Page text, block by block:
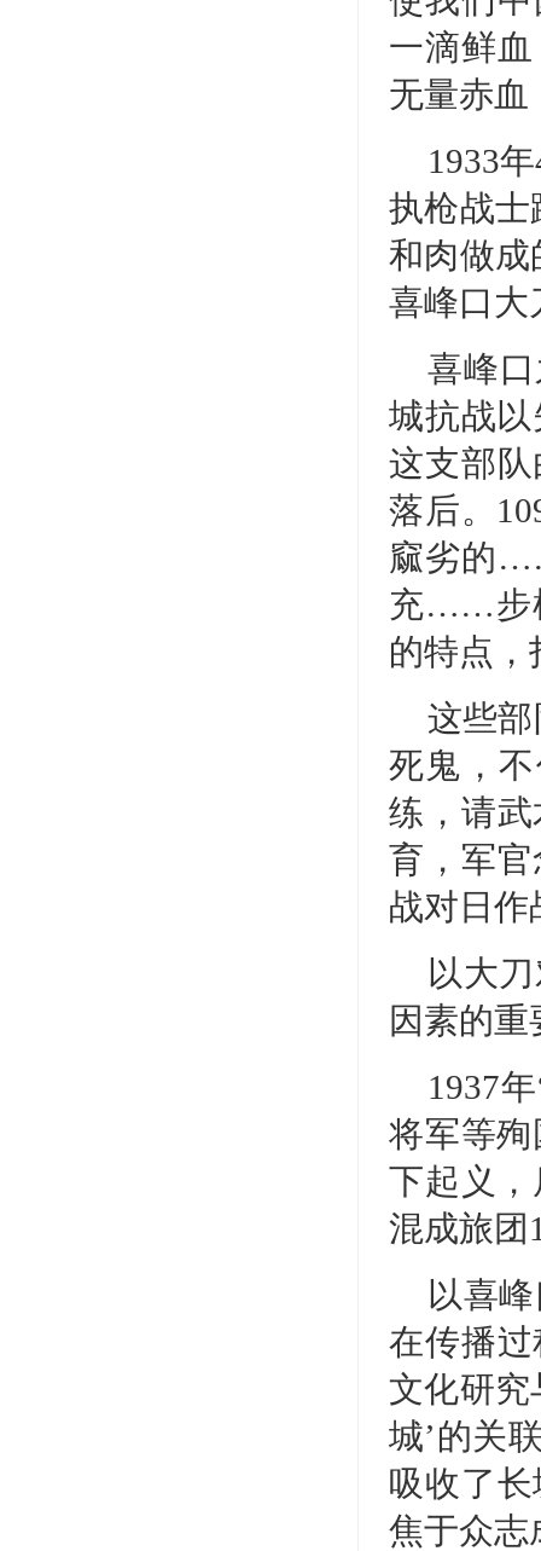
一滴鲜
无量赤血
1933
执枪战士
和肉做成
喜峰口大
喜峰
城抗战
这支部
落后。
窳劣的
充……步
的特点，
这些
死鬼，
练，请
育，军
战对日作
以大
因素的
1937
将军等
下起义
混成旅团
以喜
在传播
文化研究
城’的关
吸收了
焦于众志